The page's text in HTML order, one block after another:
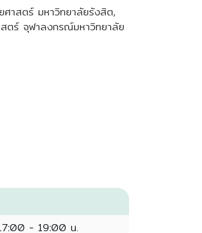
าสตร์ มหาวิทยาลัยรังสิต,
ตร์ จุฬาลงกรณ์มหาวิทยาลัย
- 19:00 น.